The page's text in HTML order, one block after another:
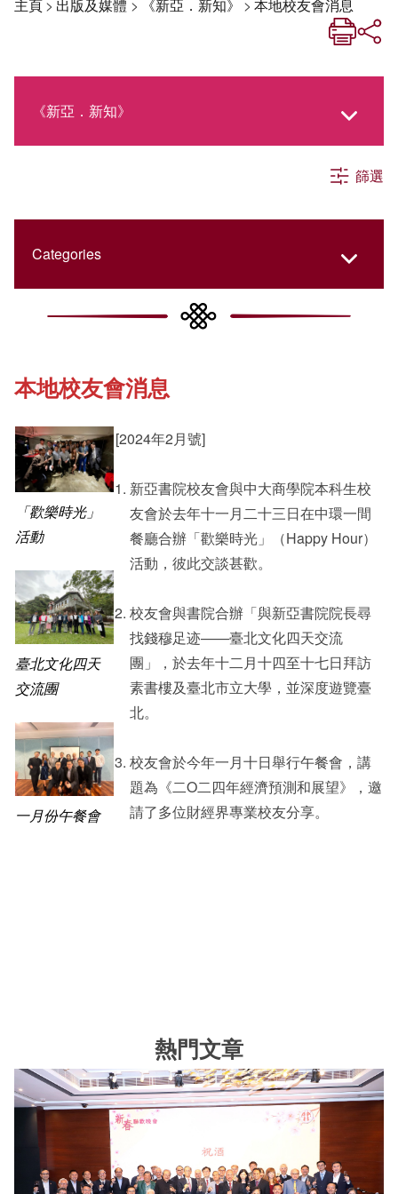
主頁> 出版及媒體 > 《新亞．新知》 > 本地校友會消息
《新亞．新知》
社交媒體專欄
《新亞簡訊》
《新亞書院概覽》
其他書院出版
新亞影集
影片庫
篩選
Categories
College Updates
Cultural Topics
Student Development
Staff Engagement
Alumni Connections
本地校友會消息
「歡樂時光」
活動
臺北文化四天
交流團
一月份午餐會
[2024年2月號]
新亞書院校友會與中大商學院本科生校
友會於去年十一月二十三日在中環一間
餐廳合辦「歡樂時光」（Happy Hour）
活動，彼此交談甚歡。
校友會與書院合辦「與新亞書院院長尋
找錢穆足迹——臺北文化四天交流
團」，於去年十二月十四至十七日拜訪
素書樓及臺北市立大學，並深度遊覽臺
北。
校友會於今年一月十日舉行午餐會，講
題為《二O二四年經濟預測和展望》，邀
請了多位財經界專業校友分享。
熱門文章